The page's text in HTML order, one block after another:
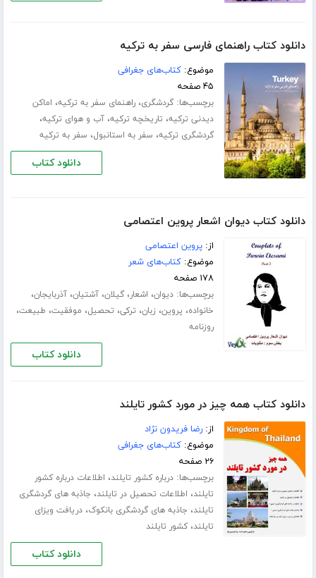
دانلود کتاب راهنمای فارسی سفر به ترکیه
موضوع:کتاب‌های جغرافی
۴۵ صفحه
برچسب‌ها:گردشگری،راهنمای سفر به ترکیه، اماکن
دیدنی ترکیه، تاریخچه ترکیه،آب و هوای ترکیه،
گردشگری ترکیه، سفر به استانبول، سفر به ترکیه
دانلود کتاب
دانلود کتاب دیوان اشعار پروین اعتصامی
از:پروین اعتصامی
موضوع:کتاب‌های شعر
۱۷۸ صفحه
برچسب‌ها:دیوان، اشعار،گیلان،آشتیان،آذربایجان،
خانواده، پروین، زبان، ترکی، تحصیل، موفقیت، طبیعت،
روزنامه
دانلود کتاب
دانلود کتاب همه چیز در مورد کشور تایلند
از:رضا فریدون نژاد
موضوع:کتاب‌های جغرافی
۲۶ صفحه
برچسب‌ها:درباره کشور تایلند، اطلاعات درباره کشور
تایلند، اطلاعات تحصیل در تایلند، جاذبه های گردشگری
تایلند، جاذبه های گردشگری بانکوک،دریافت ویزای
تایلند،کشور تایلند
دانلود کتاب